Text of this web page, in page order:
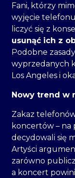
Fani, którzy
wyjęcie
liczyć się z
usunąć ich z
Podobne
wyprzedanych
Los Angeles i
Nowy trend w
Zakaz
koncertów –
decydowali się
Artyści
zarówno
a koncert